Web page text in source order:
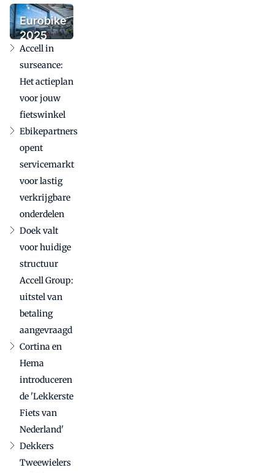
voegt
urbanmerk
Tenways
toe
Eurobike
2025
bevestigt
internationale
betekenis in
uitdagende
markt
Accell in
surseance:
Het actieplan
voor jouw
fietswinkel
Ebikepartners
opent
servicemarkt
voor lastig
verkrijgbare
onderdelen
Doek valt
voor huidige
structuur
Accell Group:
uitstel van
betaling
aangevraagd
Cortina en
Hema
introduceren
de 'Lekkerste
Fiets van
Nederland'
Dekkers
Tweewielers